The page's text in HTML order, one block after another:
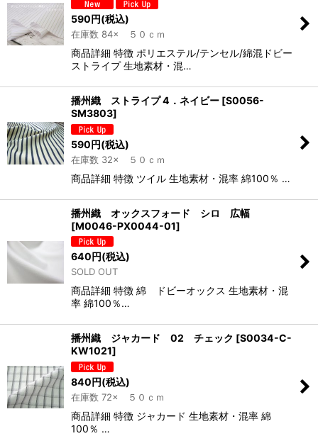
590円(税込)
在庫数 84× ５０ｃｍ
商品詳細 特徴 ポリエステル/テンセル/綿混ドビー
ストライプ 生地素材・混…
播州織 ストライプ 4．ネイビー [S0056-
SM3803]
590円(税込)
在庫数 32× ５０ｃｍ
商品詳細 特徴 ツイル 生地素材・混率 綿100％ …
播州織 オックスフォード シロ 広幅
[M0046-PX0044-01]
640円(税込)
SOLD OUT
商品詳細 特徴 綿 ドビーオックス 生地素材・混
率 綿100％…
播州織 ジャカード 02 チェック [S0034-C-
KW1021]
840円(税込)
在庫数 72× ５０ｃｍ
商品詳細 特徴 ジャカード 生地素材・混率 綿
100％ …